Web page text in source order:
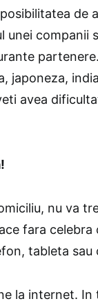
de
companii
japoneza,
avea
nu va
fara celebra
tableta sau
la internet.